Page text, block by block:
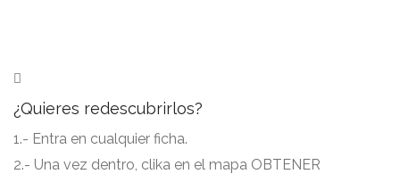
¿Quieres redescubrirlos?
1.- Entra en cualquier ficha.
2.- Una vez dentro, clika en el mapa OBTENER